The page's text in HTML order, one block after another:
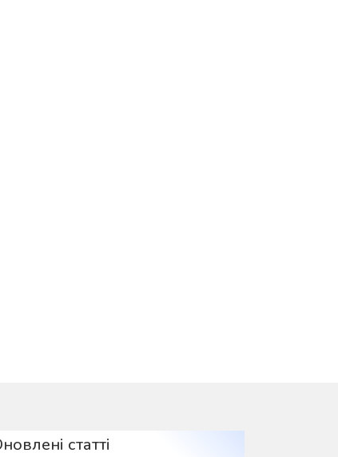
Бережанського агротехнічного коледжу та
зустріч студентської молоді ВП НУБіП України
статті